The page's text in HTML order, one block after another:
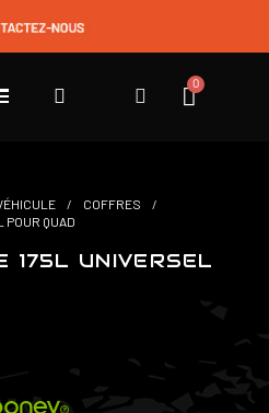
COFFRES
POUR QUAD
175L UNIVERSEL